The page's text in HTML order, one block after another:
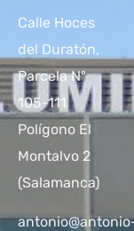
Calle Hoces
del Duratón,
Parcela Nº
105-111
Polígono El
Montalvo 2
(Salamanca)